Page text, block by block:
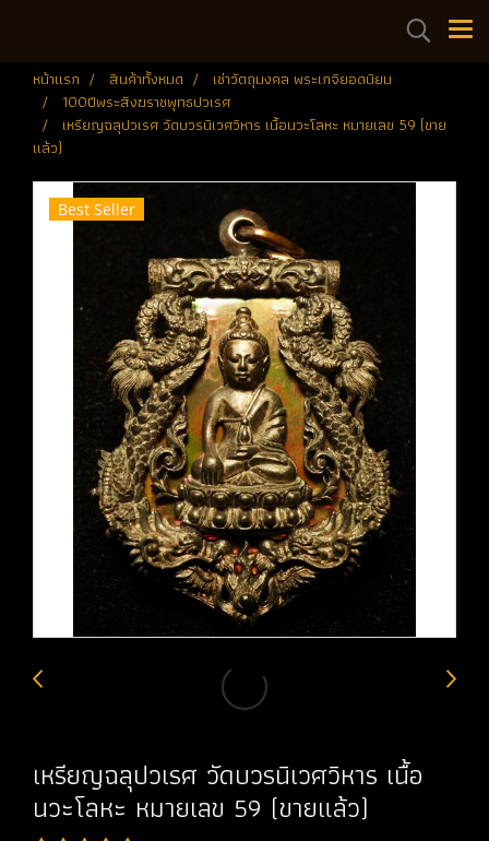
หน้าแรก สินค้าทั้งหมด
เช่าวัตถุมงคล พระเกจิยอดนิยม
100ปีพระสังฆราชพุทธปวเรศ
เหรียญฉลุปวเรศ วัดบวรนิเวศวิหาร เนื้อนวะโลหะ หมายเลข 59 (ขาย
แล้ว)
Best Seller
เหรียญฉลุปวเรศ วัดบวรนิเวศวิหาร เนื้อ
นวะโลหะ หมายเลข 59 (ขายแล้ว)